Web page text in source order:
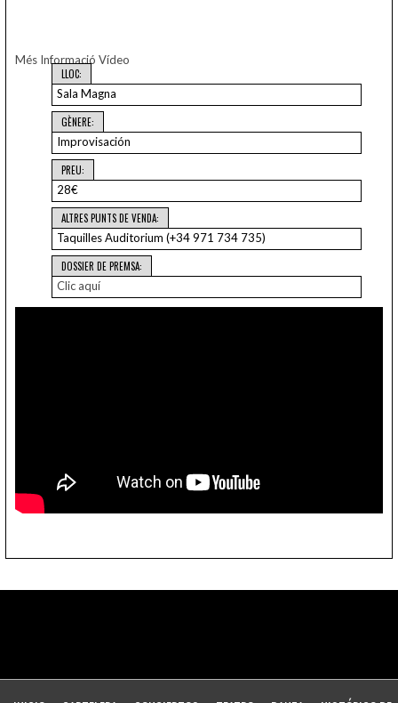
Més Informació Vídeo
LLOC:
Sala Magna
GÈNERE:
Improvisación
PREU:
28€
ALTRES PUNTS DE VENDA:
Taquilles Auditorium (+34 971 734 735)
DOSSIER DE PREMSA:
Clic aquí